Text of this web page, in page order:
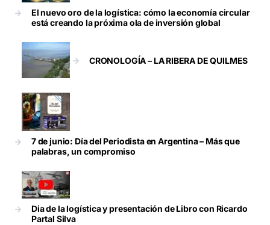
El nuevo oro de la logística: cómo la economía circular
está creando la próxima ola de inversión global
CRONOLOGÍA – LA RIBERA DE QUILMES
7 de junio: Día del Periodista en Argentina – Más que
palabras, un compromiso
Dia de la logística y presentación de Libro con Ricardo
Partal Silva